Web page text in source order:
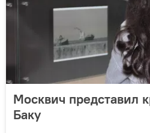
Москвич представил
Баку